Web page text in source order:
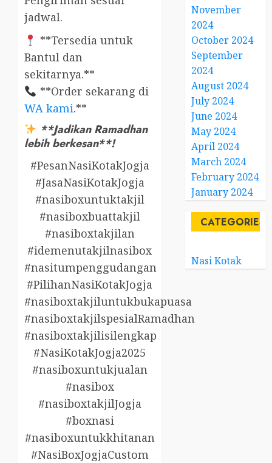
jadwal.
**Tersedia untuk
Bantul dan
sekitarnya.**
**Order sekarang di
WA kami.**
**Jadikan Ramadhan
lebih berkesan**!
#PesanNasiKotakJogja
#JasaNasiKotakJogja
#nasiboxuntuktakjil
#nasiboxbuattakjil
#nasiboxtakjilan
#idemenutakjilnasibox
#nasitumpenggudangan
#PilihanNasiKotakJogja
#nasiboxtakjiluntukbukapuasa
#nasiboxtakjilspesialRamadhan
#nasiboxtakjilisilengkap
#NasiKotakJogja2025
#nasiboxuntukjualan
#nasibox
#nasiboxtakjilJogja
#boxnasi
#nasiboxuntukkhitanan
#NasiBoxJogjaCustom
November
2024
October 2024
September
2024
August 2024
July 2024
June 2024
May 2024
April 2024
March 2024
February 2024
January 2024
CATEGORIES
Nasi Kotak